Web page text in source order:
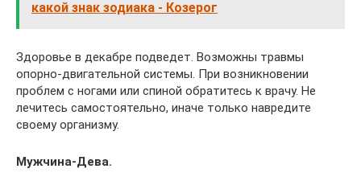
какой знак зодиака - Козерог
Здоровье в декабре подведет. Возможны травмы
опорно-двигательной системы. При возникновении
проблем с ногами или спиной обратитесь к врачу. Не
лечитесь самостоятельно, иначе только навредите
своему организму.
Мужчина-Дева.